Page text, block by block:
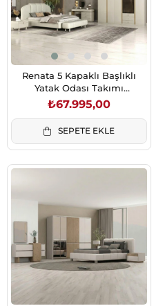
Renata 5 Kapaklı Başlıklı
Yatak Odası Takımı
(Karyolasız)
₺67.995,00
SEPETE EKLE